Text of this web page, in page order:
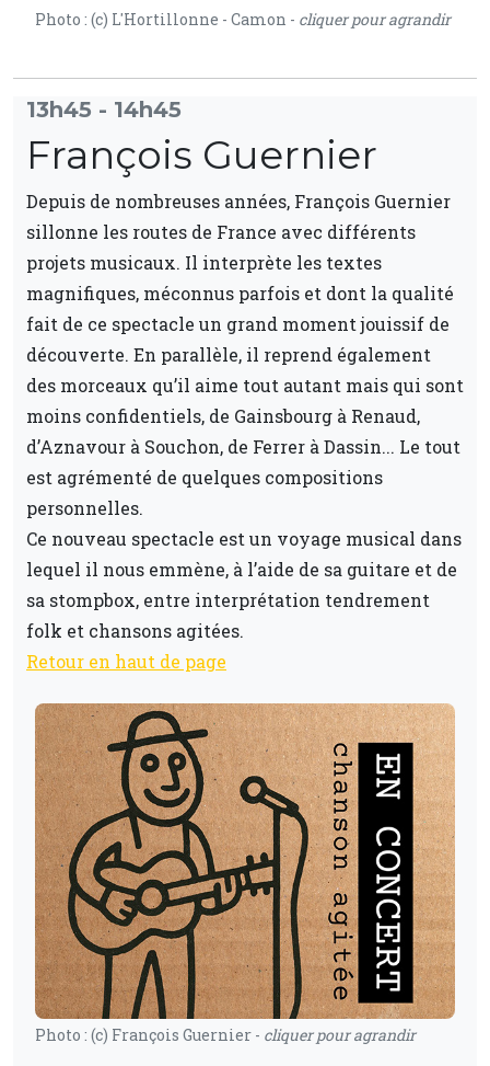
Photo : (c) L'Hortillonne - Camon - cliquer pour agrandir
13h45 - 14h45
François Guernier
Depuis de nombreuses années, François Guernier
sillonne les routes de France avec différents
projets musicaux. Il interprète les textes
magnifiques, méconnus parfois et dont la qualité
fait de ce spectacle un grand moment jouissif de
découverte. En parallèle, il reprend également
des morceaux qu’il aime tout autant mais qui sont
moins confidentiels, de Gainsbourg à Renaud,
d’Aznavour à Souchon, de Ferrer à Dassin... Le tout
est agrémenté de quelques compositions
personnelles.
Ce nouveau spectacle est un voyage musical dans
lequel il nous emmène, à l’aide de sa guitare et de
sa stompbox, entre interprétation tendrement
folk et chansons agitées.
Retour en haut de page
Photo : (c) François Guernier - cliquer pour agrandir